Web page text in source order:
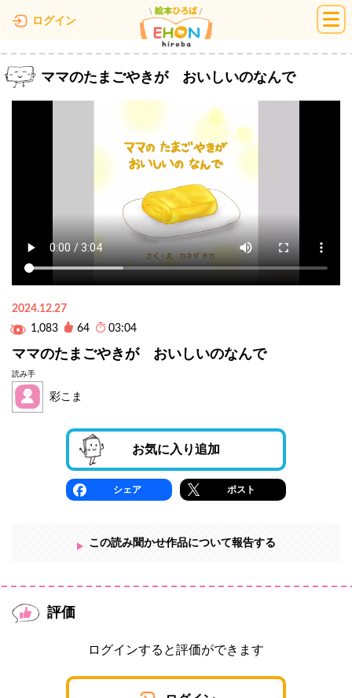
ログイン 絵本ひろば
ママのたまごやきが おいしいのなんで
2024.12.27
1,083
64 03:04
ママのたまごやきが おいしいのなんで
読み手
彩こま
お気に入り追加
シェア ポスト
この読み聞かせ作品について報告する
評価
ログインすると評価ができます